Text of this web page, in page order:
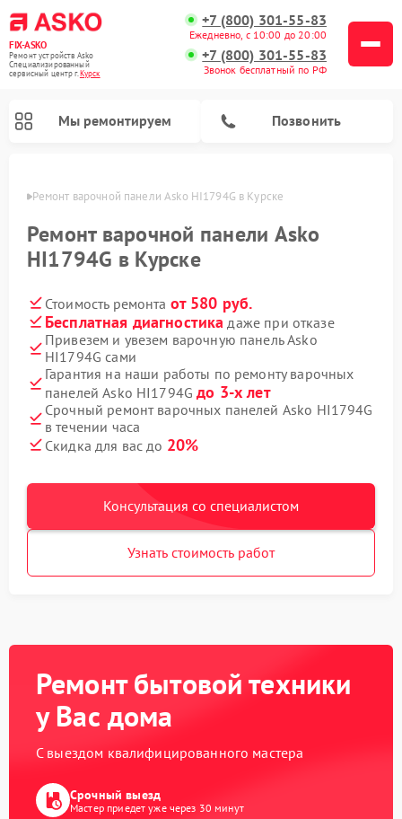
FIX-ASKO
Ремонт устройств Asko
Специализированный
cервисный центр г.Курск
+7 (800) 301-55-83
Ежедневно, с 10:00 до 20:00
+7 (800) 301-55-83
Звонок бесплатный по РФ
Мы ремонтируем Позвонить
Ремонт варочной панели Asko HI1794G в Курске
Ремонт варочной панели Asko
HI1794G в Курске
Стоимость ремонта от 580 руб.
Бесплатная диагностика даже при отказе
Привезем и увезем варочную панель Asko
HI1794G сами
Гарантия на наши работы по ремонту варочных
панелей Asko HI1794Gдо 3-х лет
Срочный ремонт варочных панелей Asko HI1794G
в течении часа
Скидка для вас до 20%
Консультация со специалистом
Узнать стоимость работ
Ремонт бытовой техники
у Вас дома
С выездом квалифицированного мастера
Срочный выезд
Мастер приедет уже через 30 минут